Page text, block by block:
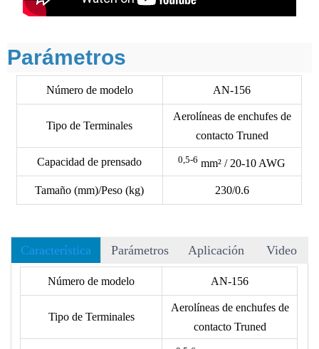
Parámetros
Número de modelo AN-156
Tipo de Terminales
Aerolíneas de enchufes de
contacto Truned
Capacidad de prensado 0,5-6 mm² / 20-10 AWG
Tamaño (mm)/Peso (kg) 230/0.6
Característica Parámetros Aplicación Video
Número de modelo AN-156
Tipo de Terminales
Aerolíneas de enchufes de
contacto Truned
• Hay más de 40 matrices para elegir, y aceptamos matrices
OEM.
• El siguiente formato no incluye los terminales. Por favor,
verifique el tipo de terminal con nuestro dibujo de matrices.